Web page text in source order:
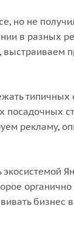
но не
в разных
выстраиваем
посадочных
рекламу,
экосистемой
бизнес